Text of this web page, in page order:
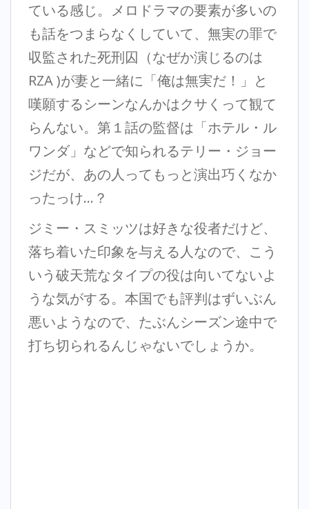
ている感じ。メロドラマの要素が多いの
も話をつまらなくしていて、無実の罪で
収監された死刑囚（なぜか演じるのは
RZA )が妻と一緒に「俺は無実だ！」と
嘆願するシーンなんかはクサくって観て
らんない。第１話の監督は「ホテル・ル
ワンダ」などで知られるテリー・ジョー
ジだが、あの人ってもっと演出巧くなか
ったっけ…？
ジミー・スミッツは好きな役者だけど、
落ち着いた印象を与える人なので、こう
いう破天荒なタイプの役は向いてないよ
うな気がする。本国でも評判はずいぶん
悪いようなので、たぶんシーズン途中で
打ち切られるんじゃないでしょうか。